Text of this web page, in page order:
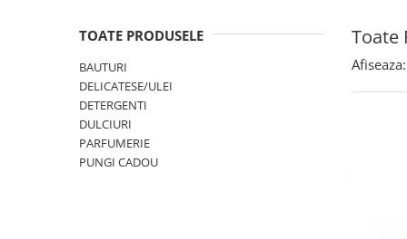
Toate
TOATE PRODUSELE
BAUTURI
DELICATESE/ULEI
DETERGENTI
DULCIURI
PARFUMERIE
PUNGI CADOU
Afiseaza: